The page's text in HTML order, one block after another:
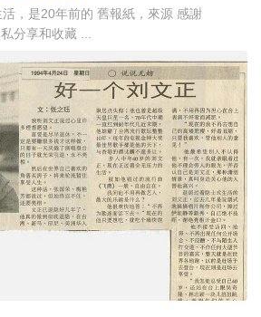
，是20年前的 舊報紙，來源 感謝
分享和收藏 ...